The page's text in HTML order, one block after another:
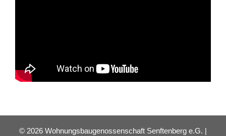
© 2026 Wohnungsbaugenossenschaft Senftenberg e.G. |